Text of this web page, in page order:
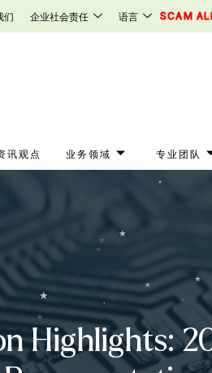
们 企业社会责任 语言 SCAM
讯观点 业务领域 专业团队
Highlights: